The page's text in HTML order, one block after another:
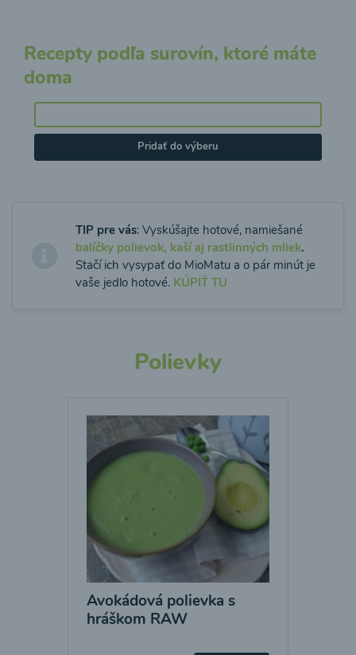
Recepty podľa surovín, ktoré máte
doma
Pridať do výberu
TIP pre vás: Vyskúšajte hotové, namiešané
balíčky polievok, kaší aj rastlinných mliek.
Stačí ich vysypať do MioMatu a o pár minút je
vaše jedlo hotové. KÚPIŤ TU
Polievky
Avokádová polievka s
hráškom RAW